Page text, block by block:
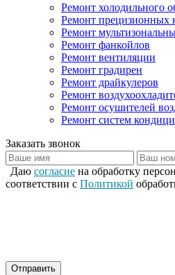
Ремонт холодильного
Ремонт прецизионных
Ремонт
Ремонт фанкойлов
Ремонт вентиляции
Ремонт градирен
Ремонт драйкулеров
Ремонт
Ремонт осушителей
Ремонт систем
Заказать звонок
Даю согласие на обработку
соответствии с Политикой